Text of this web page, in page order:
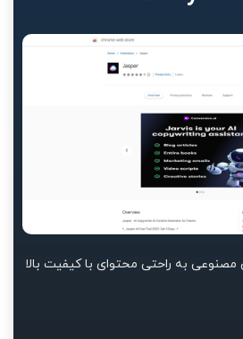
مصنوعی به راحتی محتوای با کیفیت بالا